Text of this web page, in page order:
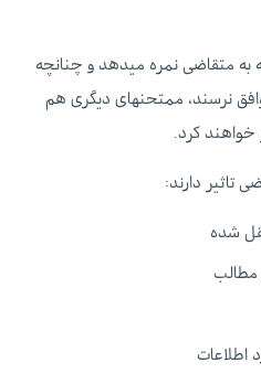
متقاضی نمره میدهد و چنانچه
نرسند، ممتحنهای دیگری هم
خواهند کرد.
تاثیر دارند:
شده
مطالب
اطلاعات